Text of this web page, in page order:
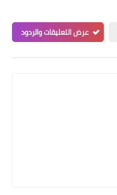
عرض التعليقات والردود